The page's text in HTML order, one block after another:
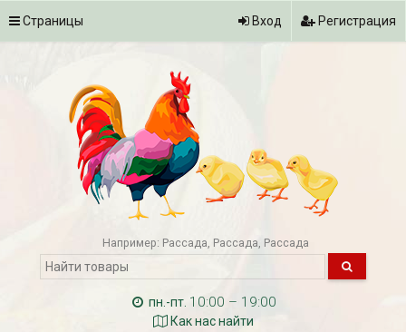
Страницы Вход Регистрация
Например: Рассада Рассада Рассада
пн.-пт. 10:00 – 19:00
Как нас найти